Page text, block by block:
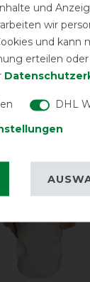
und
wir
und kann
erteilen
DHL